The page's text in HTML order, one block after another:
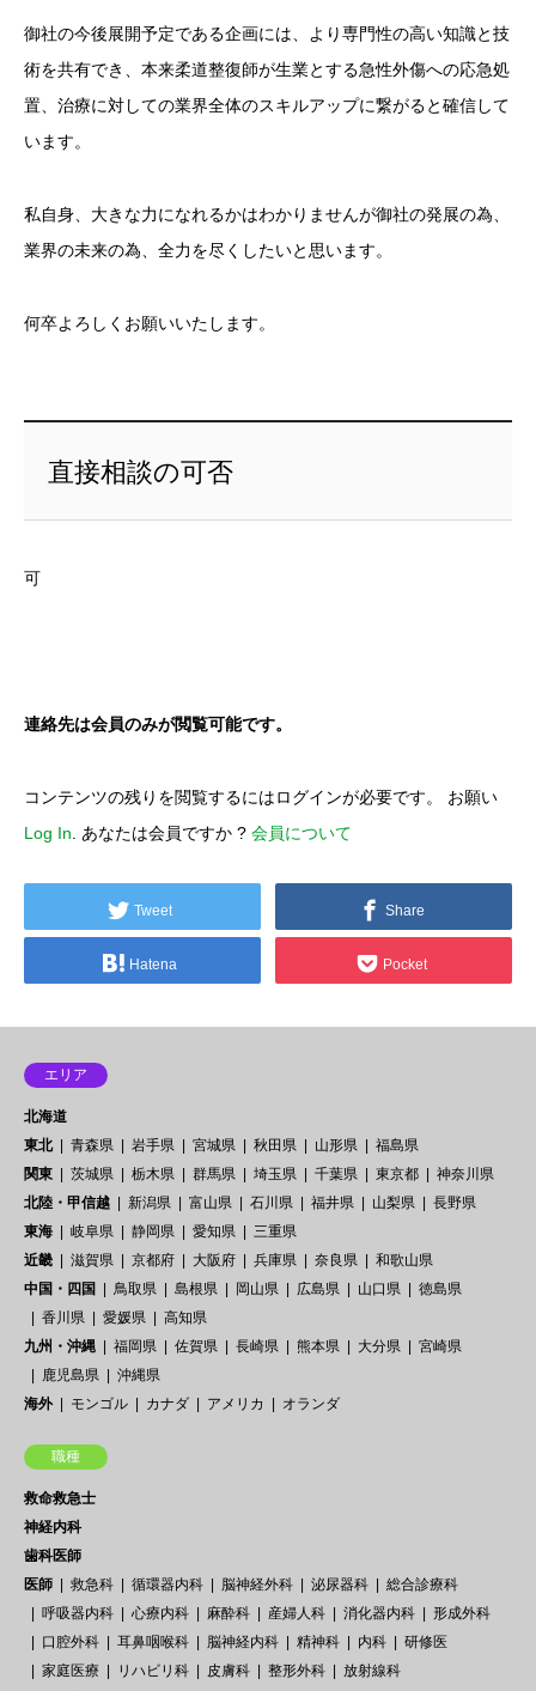
御社の今後展開予定である企画には、より専門性の高い知識と技
術を共有でき、本来柔道整復師が生業とする急性外傷への応急処
置、治療に対しての業界全体のスキルアップに繋がると確信して
います。
私自身、大きな力になれるかはわかりませんが御社の発展の為、
業界の未来の為、全力を尽くしたいと思います。
何卒よろしくお願いいたします。
直接相談の可否
可
連絡先は会員のみが閲覧可能です。
コンテンツの残りを閲覧するにはログインが必要です。 お願い
Log In . あなたは会員ですか ? 会員について
Tweet Share
Hatena Pocket
エリア
北海道
東北
青森県 岩手県 宮城県 秋田県 山形県
福島県
関東
茨城県 栃木県 群馬県 埼玉県 千葉県 東京都
神奈川県
北陸・甲信越
新潟県 富山県 石川県 福井県 山梨県
長野県
東海
岐阜県 静岡県 愛知県
三重県
近畿
滋賀県 京都府 大阪府 兵庫県 奈良県
和歌山県
中国・四国
鳥取県 島根県 岡山県 広島県 山口県
徳島県
香川県
愛媛県
高知県
九州・沖縄
福岡県 佐賀県 長崎県 熊本県 大分県
宮崎県
鹿児島県
沖縄県
海外
モンゴル カナダ アメリカ オランダ
職種
救命救急士
神経内科
歯科医師
医師
救急科 循環器内科 脳神経外科 泌尿器科
総合診療科
呼吸器内科
心療内科 麻酔科 産婦人科 消化器内科
形成外科
口腔外科
耳鼻咽喉科 脳神経内科 精神科 内科
研修医
家庭医療
リハビリ科 皮膚科 整形外科
放射線科